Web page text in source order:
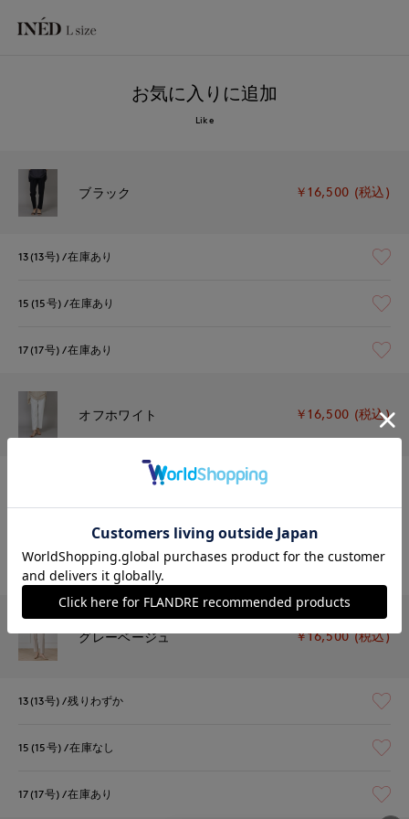
お気に入りに追加
Like
ブラック ￥16,500 (税込)
13(13号) 在庫あり
15(15号) 在庫あり
17(17号) 在庫あり
オフホワイト ￥16,500 (税込)
在庫あり
17(17号) 残りわずか
グレーベージュ ￥16,500 (税込)
13(13号) 残りわずか
15(15号) 在庫なし
17(17号) 在庫あり